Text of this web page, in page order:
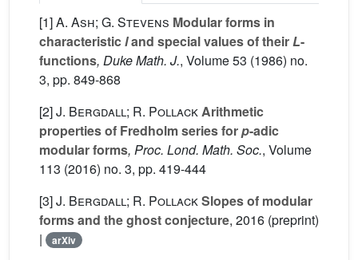
[1]A. Ash; G. Stevens Modular forms in
characteristicland special values of theirL-
functions, Duke Math. J., Volume 53 (1986) no.
3, pp. 849-868
[2]J. Bergdall; R. PollackArithmetic
properties of Fredholm series forp-adic
modular forms, Proc. Lond. Math. Soc., Volume
113 (2016) no. 3, pp. 419-444
[3]J. Bergdall; R. PollackSlopes of modular
forms and the ghost conjecture, 2016 (preprint)
|
arXiv